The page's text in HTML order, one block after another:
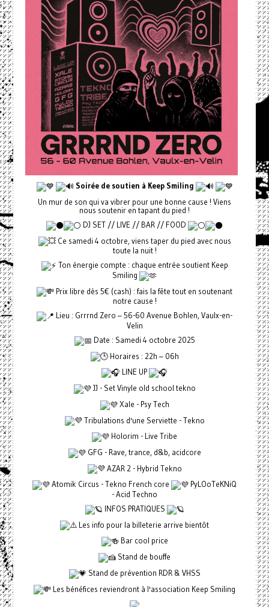
Soirée de soutien à Keep Smiling
Un mur de son qui va vibrer pour une bonne cause ! Viens
nous soutenir en tapant du pied !
DJ SET // LIVE // BAR // FOOD
Ce samedi 4 octobre, viens taper du pied avec nous
toute la nuit !
Ton énergie compte : chaque entrée soutient Keep
Smiling
Prix libre dès 5€ (cash) : fais la fête tout en soutenant
notre cause !
Lieu : Grrrnd Zero – 56-60 Avenue Bohlen, Vaulx-en-
Velin
Date : Samedi 4 octobre 2025
Horaires : 22h – 06h
LINE UP
JJ - Set Vinyle old school tekno
Xale - Psy Tech
Tribulations d'une Serviette - Tekno
Holorim - Live Tribe
GFG - Rave, trance, d&b, acidcore
AZAR 2 - Hybrid Tekno
Atomik Circus - Tekno French core
PyLOoTeKNiQ
- Acid Techno
INFOS PRATIQUES
Les info pour la billeterie arrive bientôt
Bar cool price
Stand de bouffe
Stand de prévention RDR & VHSS
Les bénéfices reviendront à l'association Keep Smiling